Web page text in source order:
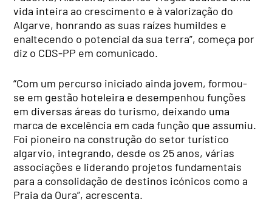
vida inteira ao crescimento e à valorização do
Algarve, honrando as suas raízes humildes e
enaltecendo o potencial da sua terra”, começa por
diz o CDS-PP em comunicado.
“Com um percurso iniciado ainda jovem, formou-
se em gestão hoteleira e desempenhou funções
em diversas áreas do turismo, deixando uma
marca de excelência em cada função que assumiu.
Foi pioneiro na construção do setor turístico
algarvio, integrando, desde os 25 anos, várias
associações e liderando projetos fundamentais
para a consolidação de destinos icónicos como a
Praia da Oura”, acrescenta.